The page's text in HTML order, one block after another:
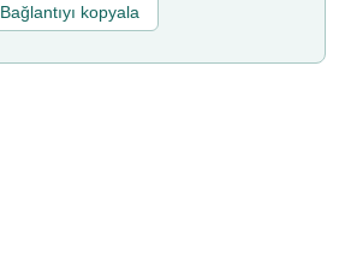
Bağlantıyı kopyala